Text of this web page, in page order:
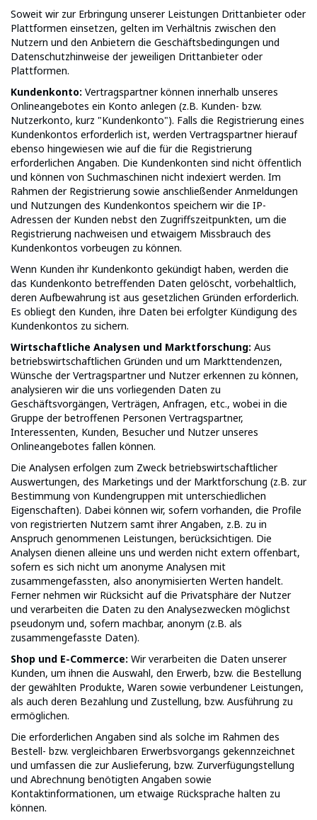
Soweit wir zur Erbringung unserer Leistungen Drittanbieter oder
Plattformen einsetzen, gelten im Verhältnis zwischen den
Nutzern und den Anbietern die Geschäftsbedingungen und
Datenschutzhinweise der jeweiligen Drittanbieter oder
Plattformen.
Kundenkonto: Vertragspartner können innerhalb unseres
Onlineangebotes ein Konto anlegen (z.B. Kunden- bzw.
Nutzerkonto, kurz "Kundenkonto"). Falls die Registrierung eines
Kundenkontos erforderlich ist, werden Vertragspartner hierauf
ebenso hingewiesen wie auf die für die Registrierung
erforderlichen Angaben. Die Kundenkonten sind nicht öffentlich
und können von Suchmaschinen nicht indexiert werden. Im
Rahmen der Registrierung sowie anschließender Anmeldungen
und Nutzungen des Kundenkontos speichern wir die IP-
Adressen der Kunden nebst den Zugriffszeitpunkten, um die
Registrierung nachweisen und etwaigem Missbrauch des
Kundenkontos vorbeugen zu können.
Wenn Kunden ihr Kundenkonto gekündigt haben, werden die
das Kundenkonto betreffenden Daten gelöscht, vorbehaltlich,
deren Aufbewahrung ist aus gesetzlichen Gründen erforderlich.
Es obliegt den Kunden, ihre Daten bei erfolgter Kündigung des
Kundenkontos zu sichern.
Wirtschaftliche Analysen und Marktforschung: Aus
betriebswirtschaftlichen Gründen und um Markttendenzen,
Wünsche der Vertragspartner und Nutzer erkennen zu können,
analysieren wir die uns vorliegenden Daten zu
Geschäftsvorgängen, Verträgen, Anfragen, etc., wobei in die
Gruppe der betroffenen Personen Vertragspartner,
Interessenten, Kunden, Besucher und Nutzer unseres
Onlineangebotes fallen können.
Die Analysen erfolgen zum Zweck betriebswirtschaftlicher
Auswertungen, des Marketings und der Marktforschung (z.B. zur
Bestimmung von Kundengruppen mit unterschiedlichen
Eigenschaften). Dabei können wir, sofern vorhanden, die Profile
von registrierten Nutzern samt ihrer Angaben, z.B. zu in
Anspruch genommenen Leistungen, berücksichtigen. Die
Analysen dienen alleine uns und werden nicht extern offenbart,
sofern es sich nicht um anonyme Analysen mit
zusammengefassten, also anonymisierten Werten handelt.
Ferner nehmen wir Rücksicht auf die Privatsphäre der Nutzer
und verarbeiten die Daten zu den Analysezwecken möglichst
pseudonym und, sofern machbar, anonym (z.B. als
zusammengefasste Daten).
Shop und E-Commerce: Wir verarbeiten die Daten unserer
Kunden, um ihnen die Auswahl, den Erwerb, bzw. die Bestellung
der gewählten Produkte, Waren sowie verbundener Leistungen,
als auch deren Bezahlung und Zustellung, bzw. Ausführung zu
ermöglichen.
Die erforderlichen Angaben sind als solche im Rahmen des
Bestell- bzw. vergleichbaren Erwerbsvorgangs gekennzeichnet
und umfassen die zur Auslieferung, bzw. Zurverfügungstellung
und Abrechnung benötigten Angaben sowie
Kontaktinformationen, um etwaige Rücksprache halten zu
können.